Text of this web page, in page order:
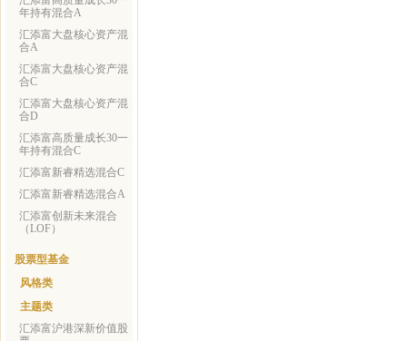
年持有混合A
汇添富大盘核心资产混
合A
汇添富大盘核心资产混
合C
汇添富大盘核心资产混
合D
汇添富高质量成长30一
年持有混合C
汇添富新睿精选混合C
汇添富新睿精选混合A
汇添富创新未来混合
（LOF）
股票型基金
风格类
主题类
汇添富沪港深新价值股